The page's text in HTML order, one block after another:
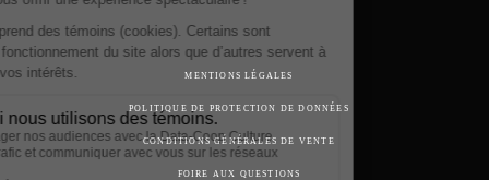
MENTIONS LÉGALES
POLITIQUE DE PROTECTION DE DONNÉES
CONDITIONS GÉNÉRALES DE VENTE
FOIRE AUX QUESTIONS